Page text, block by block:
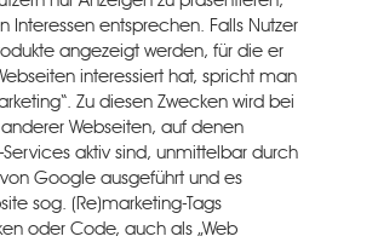
Interessen entsprechen. Falls Nutzer
angezeigt werden, für die er
interessiert hat, spricht man
Zu diesen Zwecken wird bei
Webseiten, auf denen
aktiv sind, unmittelbar durch
Google ausgeführt und es
sog. (Re)marketing-Tags
oder Code, auch als „Web